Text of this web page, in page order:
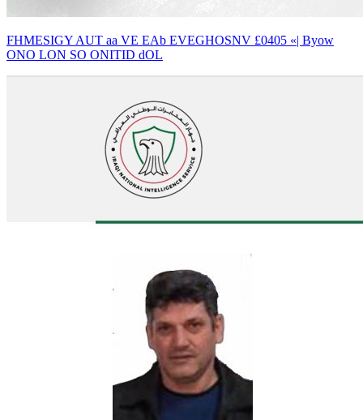
FHMESIGY AUT aa VE EAb EVEGHOSNV £0405 «| Byow
ONO LON SO ONITID dOL